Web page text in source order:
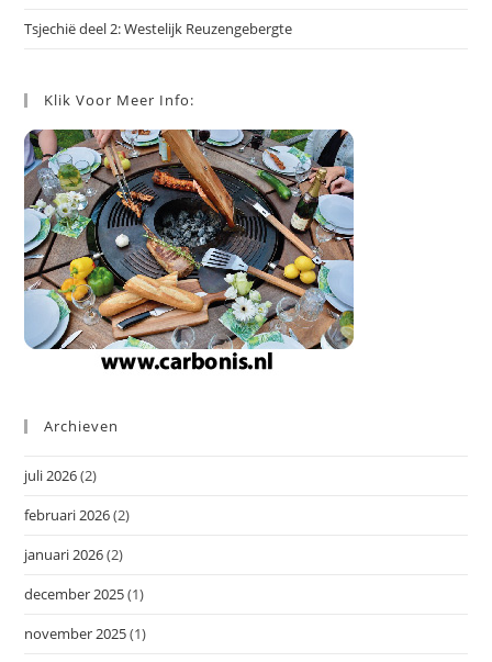
Tsjechië deel 2: Westelijk Reuzengebergte
Klik Voor Meer Info:
Archieven
juli 2026(2)
februari 2026(2)
januari 2026(2)
december 2025(1)
november 2025(1)